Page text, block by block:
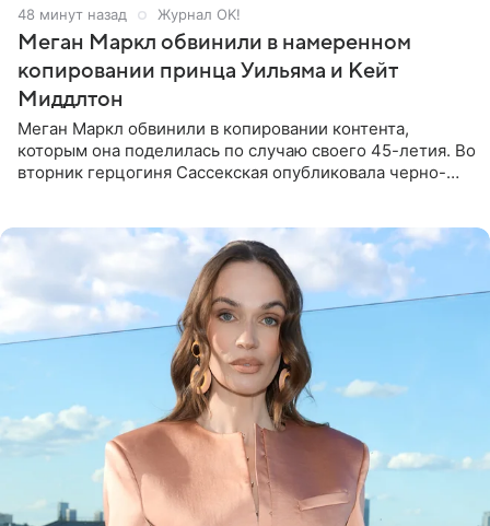
48 минут назад Журнал OK!
Меган Маркл обвинили в намеренном
копировании принца Уильяма и Кейт
Миддлтон
Меган Маркл обвинили в копировании контента,
которым она поделилась по случаю своего 45-летия. Во
вторник герцогиня Сассекская опубликовала черно-